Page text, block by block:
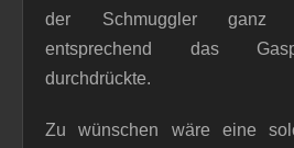
der Schmuggler ganz
entsprechend das
durchdrückte.
Zu wünschen wäre eine